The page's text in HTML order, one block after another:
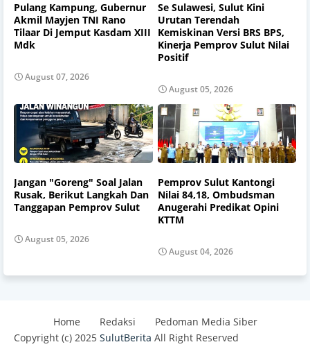
Pulang Kampung, Gubernur
Akmil Mayjen TNI Rano
Tilaar Di Jemput Kasdam XIII
Mdk
August 07, 2026
Se Sulawesi, Sulut Kini
Urutan Terendah
Kemiskinan Versi BRS BPS,
Kinerja Pemprov Sulut Nilai
Positif
August 05, 2026
Jangan "Goreng" Soal Jalan
Rusak, Berikut Langkah Dan
Tanggapan Pemprov Sulut
August 05, 2026
Pemprov Sulut Kantongi
Nilai 84,18, Ombudsman
Anugerahi Predikat Opini
KTTM
August 04, 2026
Home Redaksi
Pedoman Media Siber
Copyright (c) 2025 SulutBerita All Right Reserved